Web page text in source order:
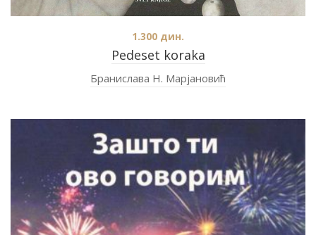
Pedeset koraka
1.300 дин.
Бранислава Н. Марјановић